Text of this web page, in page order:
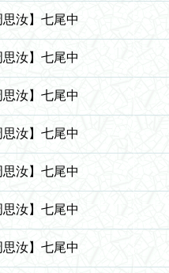
思汝】七尾中
思汝】七尾中
思汝】七尾中
思汝】七尾中
思汝】七尾中
思汝】七尾中
思汝】七尾中